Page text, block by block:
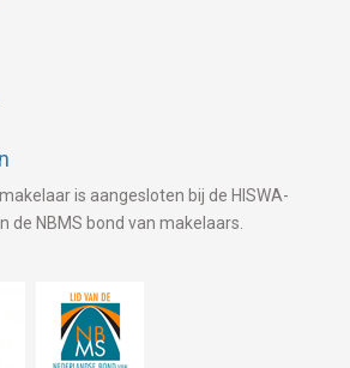
is aangesloten bij de HISWA-
de NBMS bond van makelaars.